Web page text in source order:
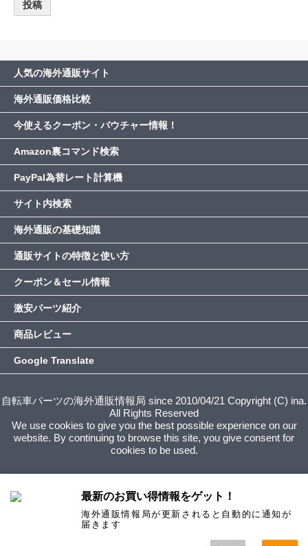
人気の海外通販サイト
海外通販価格比較
今使えるクーポン・バウチャー情報！
Amazon裏コマンド検索
PayPal為替レート計算機
サイト内検索
海外通販の基礎知識
通販サイトの特徴と使い方
クーポン＆セール情報
激安パーツ紹介
商品レビュー
Google Translate
自転車パーツの海外通販情報局 since 2010/04/21 Copyright (C) ina.
All Rights Reserved
We use cookies to give you the best possible experience on our
website. By continuing to browse this site, you give consent for
cookies to be used.
最新のお買い得情報をゲット！
海外通販情報局が更新されると自動的に通知が
届きます